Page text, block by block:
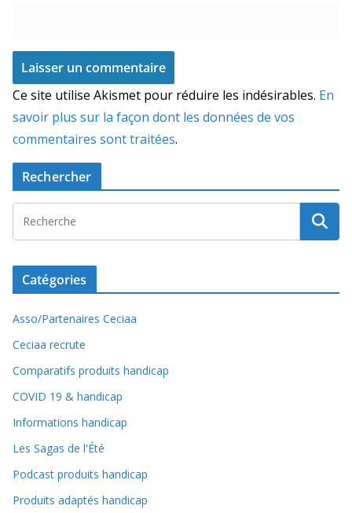
Ce site utilise Akismet pour réduire les indésirables. En
savoir plus sur la façon dont les données de vos
commentaires sont traitées.
Rechercher
Catégories
Asso/Partenaires Ceciaa
Ceciaa recrute
Comparatifs produits handicap
COVID 19 & handicap
Informations handicap
Les Sagas de l'Été
Podcast produits handicap
Produits adaptés handicap